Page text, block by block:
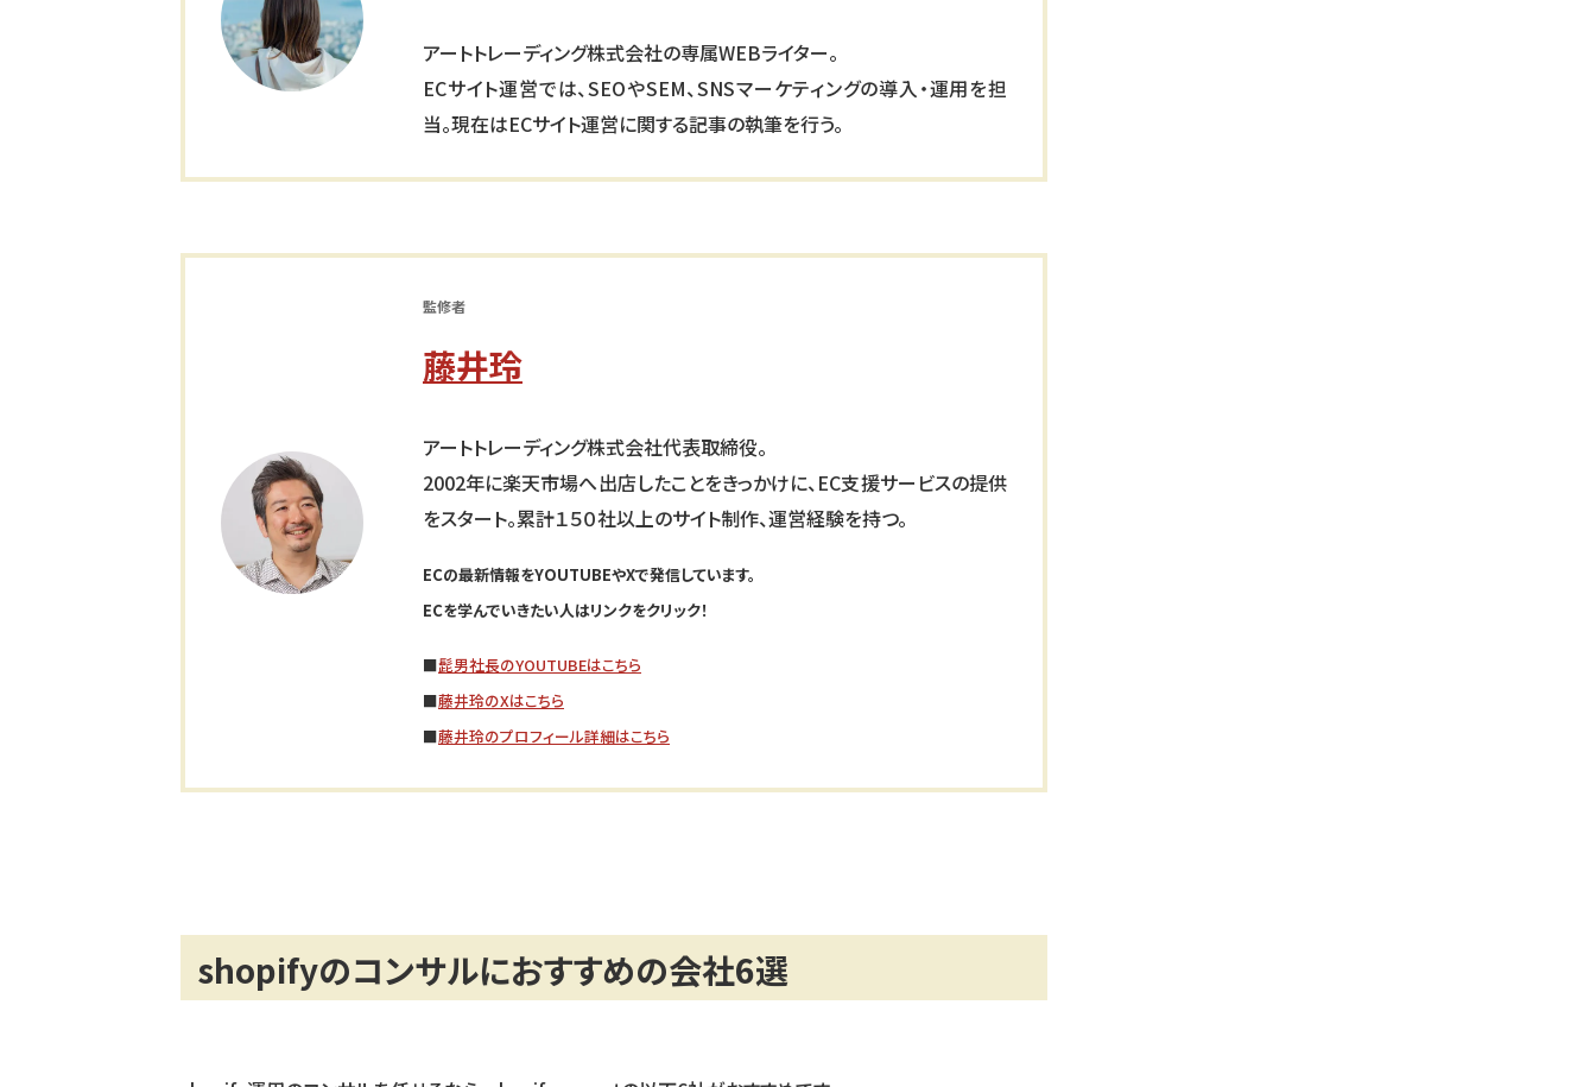
アートトレーディング株式会社の専属WEBライター。
ECサイト運営では、SEOやSEM、SNSマーケティングの導入・運用を担
当。現在はECサイト運営に関する記事の執筆を行う。
監修者
藤井玲
アートトレーディング株式会社代表取締役。
2002年に楽天市場へ出店したことをきっかけに、EC支援サービスの提供
をスタート。累計１５０社以上のサイト制作、運営経験を持つ。
ECの最新情報をYOUTUBEやXで発信しています。
ECを学んでいきたい人はリンクをクリック！
■髭男社長のYOUTUBEはこちら
■藤井玲のXはこちら
■藤井玲のプロフィール詳細はこちら
shopifyのコンサルにおすすめの会社6選